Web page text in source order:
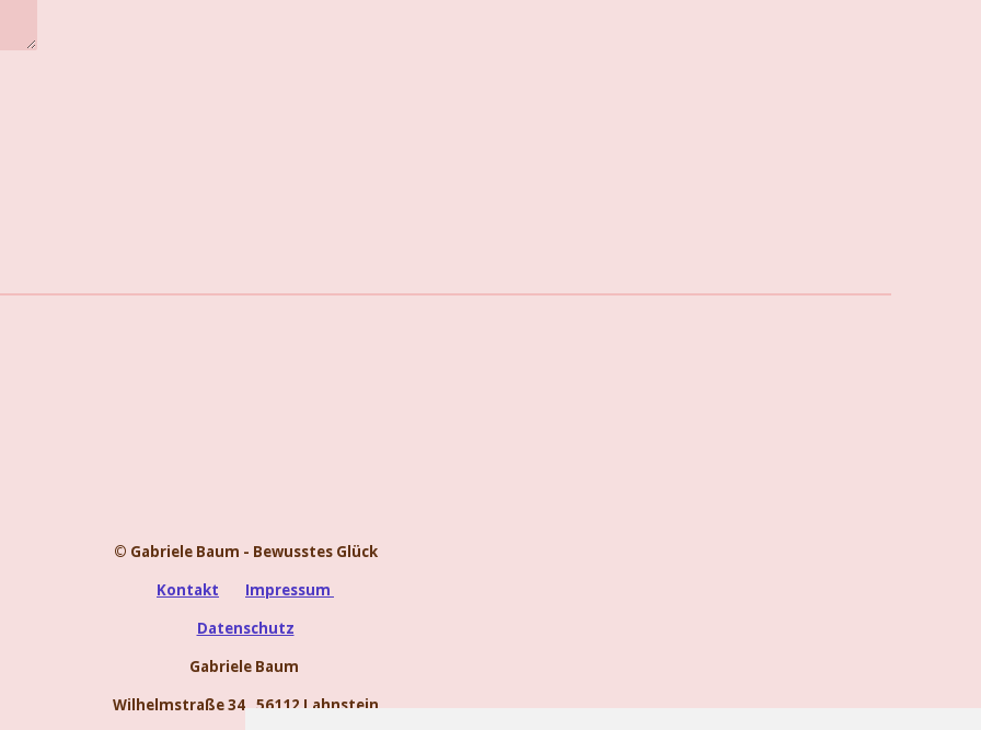
© Gabriele Baum - Bewusstes Glück
Kontakt
Impressum
Datenschutz
Gabriele Baum
Wilhelmstraße 34, 56112 Lahnstein